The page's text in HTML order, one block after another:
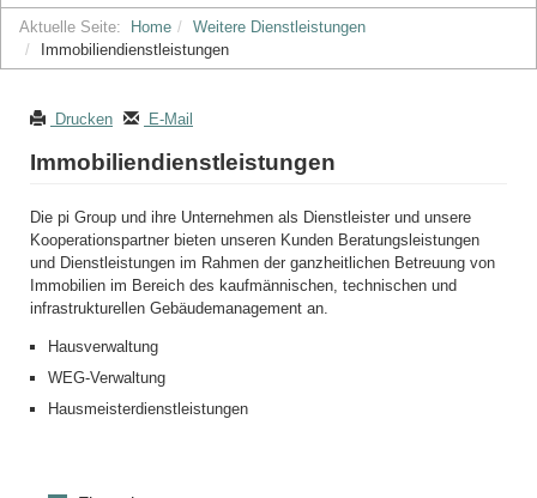
Aktuelle Seite: Home
Weitere Dienstleistungen
Immobiliendienstleistungen
Immobiliendienstleistungen
Drucken E-Mail
Die pi Group und ihre Unternehmen als Dienstleister und unsere
Kooperationspartner bieten unseren Kunden Beratungsleistungen
und Dienstleistungen im Rahmen der ganzheitlichen Betreuung von
Immobilien im Bereich des kaufmännischen, technischen und
infrastrukturellen Gebäudemanagement an.
Hausverwaltung
WEG-Verwaltung
Hausmeisterdienstleistungen